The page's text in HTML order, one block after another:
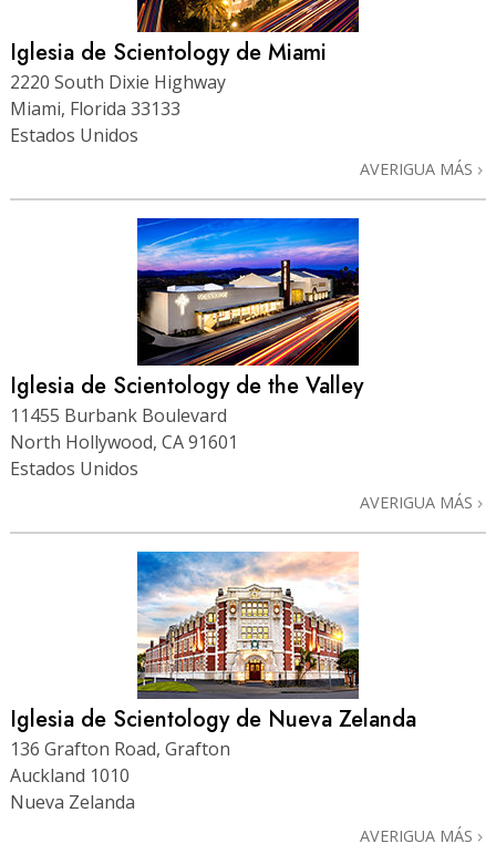
Iglesia de Scientology de Miami
2220 South Dixie Highway
Miami, Florida 33133
Estados Unidos
AVERIGUA MÁS
Iglesia de Scientology de the Valley
11455 Burbank Boulevard
North Hollywood, CA 91601
Estados Unidos
AVERIGUA MÁS
Iglesia de Scientology de Nueva Zelanda
136 Grafton Road, Grafton
Auckland 1010
Nueva Zelanda
AVERIGUA MÁS